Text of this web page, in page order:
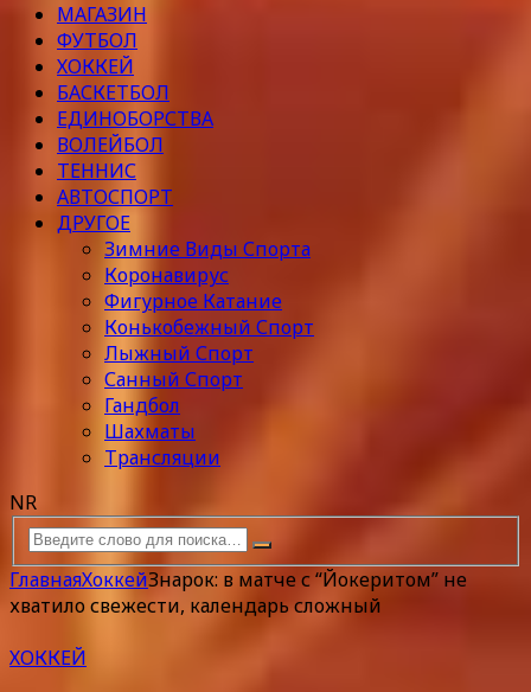
МАГАЗИН
ФУТБОЛ
ХОККЕЙ
БАСКЕТБОЛ
ЕДИНОБОРСТВА
ВОЛЕЙБОЛ
ТЕННИС
АВТОСПОРТ
ДРУГОЕ
Зимние Виды Спорта
Коронавирус
Фигурное Катание
Конькобежный Спорт
Лыжный Спорт
Санный Спорт
Гандбол
Шахматы
Трансляции
NR
ГлавнаяХоккейЗнарок: в матче с “Йокеритом” не
хватило свежести, календарь сложный
ХОККЕЙ